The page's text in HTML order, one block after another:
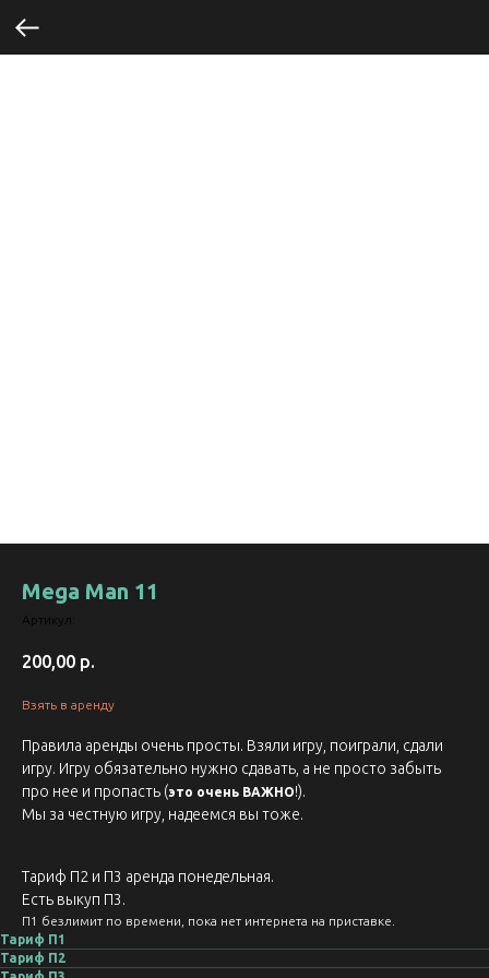
Mega Man 11
Артикул:
200,00 р.
Взять в аренду
Правила аренды очень просты. Взяли игру, поиграли, сдали
игру. Игру обязательно нужно сдавать, а не просто забыть
про нее и пропасть (это очень ВАЖНО!).
Мы за честную игру, надеемся вы тоже.
Тариф П2 и П3 аренда понедельная.
Есть выкуп П3.
П1 безлимит по времени, пока нет интернета на приставке.
Тариф П1
Тариф П2